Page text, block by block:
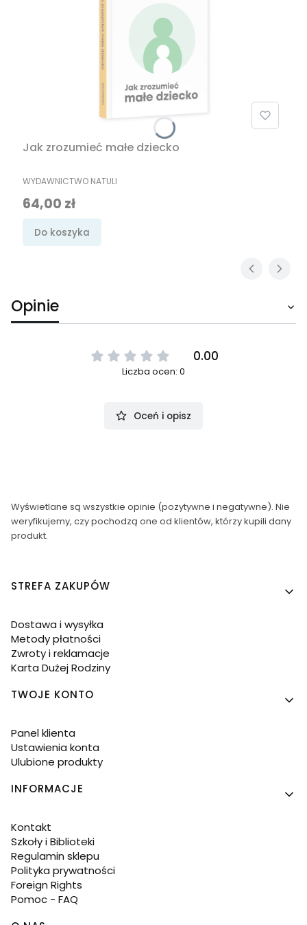
Jak zrozumieć małe dziecko
PRODUCENT
WYDAWNICTWO NATULI
Cena
64,00 zł
Do koszyka
Opinie
0.00
Liczba ocen: 0
Oceń i opisz
Wyświetlane są wszystkie opinie (pozytywne i negatywne). Nie
weryfikujemy, czy pochodzą one od klientów, którzy kupili dany
produkt.
Linki w stopce
STREFA ZAKUPÓW
Dostawa i wysyłka
Metody płatności
Zwroty i reklamacje
Karta Dużej Rodziny
TWOJE KONTO
Panel klienta
Ustawienia konta
Ulubione produkty
INFORMACJE
Kontakt
Szkoły i Biblioteki
Regulamin sklepu
Polityka prywatności
Foreign Rights
Pomoc - FAQ